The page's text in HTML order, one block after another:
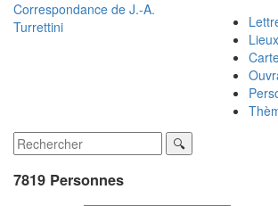
Correspondance de J.-A.
Turrettini
Lieux
7819 Personnes